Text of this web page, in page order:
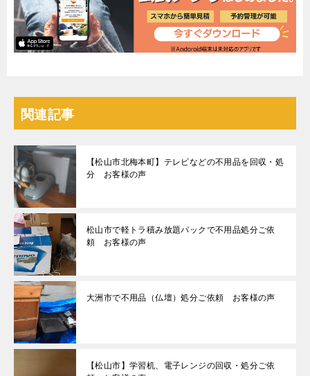
関連記事
【松山市北梅本町】テレビなどの不用品を回収・処
分 お客様の声
松山市で軽トラ積み放題パックで不用品処分ご依
頼 お客様の声
大洲市で不用品（仏壇）処分ご依頼 お客様の声
【松山市】学習机、電子レンジの回収・処分ご依